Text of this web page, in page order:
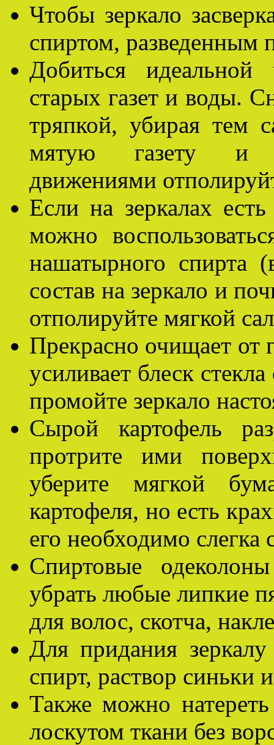
Чтобы зеркало
спиртом, разведенным
Добиться
старых газет и воды.
тряпкой, убирая тем
мятую газету и
движениями
Если на зеркалах
можно
нашатырного спирта
состав на зеркало и
отполируйте мягкой
Прекрасно очищает от
усиливает блеск
промойте зеркало
Сырой картофель
протрите ими
уберите мягкой
картофеля, но есть
его необходимо слегка
Спиртовые
убрать любые липкие
для волос, скотча,
Для придания
спирт, раствор синьки
Также можно
лоскутом ткани без